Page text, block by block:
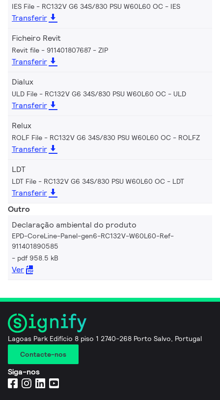
IES File - RC132V G6 34S/830 PSU W60L60 OC IES
Transferir
Ficheiro Revit
Revit file - 911401807687 ZIP
Transferir
Dialux
ULD File - RC132V G6 34S/830 PSU W60L60 OC ULD
Transferir
Relux
ROLF File - RC132V G6 34S/830 PSU W60L60 OC ROLFZ
Transferir
LDT
LDT File - RC132V G6 34S/830 PSU W60L60 OC LDT
Transferir
Outro
Declaração ambiental do produto
EPD-CoreLine-Panel-gen6-RC132V-W60L60-Ref-
911401890585
pdf 958.5 kB
Ver
Lagoas Park Edifício 8 piso 1 2740-268 Porto Salvo, Portugal
Contacte-nos
Siga-nos